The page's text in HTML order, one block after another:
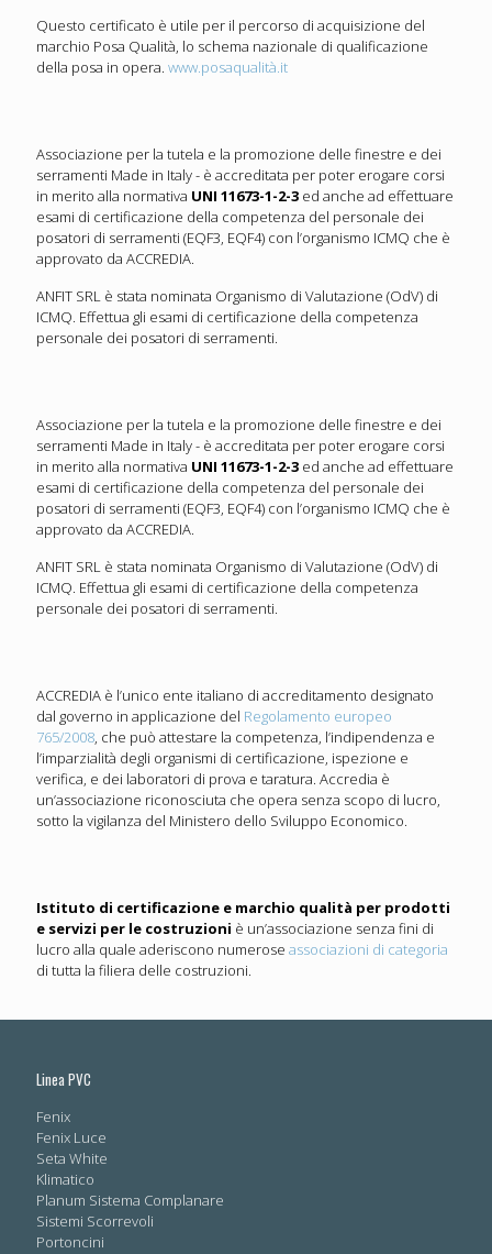
Questo certificato è utile per il percorso di acquisizione del
marchio Posa Qualità, lo schema nazionale di qualificazione
della posa in opera. www.posaqualità.it
Associazione per la tutela e la promozione delle finestre e dei
serramenti Made in Italy - è accreditata per poter erogare corsi
in merito alla normativa UNI 11673-1-2-3 ed anche ad effettuare
esami di certificazione della competenza del personale dei
posatori di serramenti (EQF3, EQF4) con l’organismo ICMQ che è
approvato da ACCREDIA.
ANFIT SRL è stata nominata Organismo di Valutazione (OdV) di
ICMQ. Effettua gli esami di certificazione della competenza
personale dei posatori di serramenti.
Associazione per la tutela e la promozione delle finestre e dei
serramenti Made in Italy - è accreditata per poter erogare corsi
in merito alla normativa UNI 11673-1-2-3 ed anche ad effettuare
esami di certificazione della competenza del personale dei
posatori di serramenti (EQF3, EQF4) con l’organismo ICMQ che è
approvato da ACCREDIA.
ANFIT SRL è stata nominata Organismo di Valutazione (OdV) di
ICMQ. Effettua gli esami di certificazione della competenza
personale dei posatori di serramenti.
ACCREDIA è l’unico ente italiano di accreditamento designato
dal governo in applicazione del Regolamento europeo
765/2008, che può attestare la competenza, l’indipendenza e
l’imparzialità degli organismi di certificazione, ispezione e
verifica, e dei laboratori di prova e taratura. Accredia è
un’associazione riconosciuta che opera senza scopo di lucro,
sotto la vigilanza del Ministero dello Sviluppo Economico.
Istituto di certificazione e marchio qualità per prodotti
e servizi per le costruzioni è un’associazione senza fini di
lucro alla quale aderiscono numerose associazioni di categoria
di tutta la filiera delle costruzioni.
Linea PVC
Fenix
Fenix Luce
Seta White
Klimatico
Planum Sistema Complanare
Sistemi Scorrevoli
Portoncini